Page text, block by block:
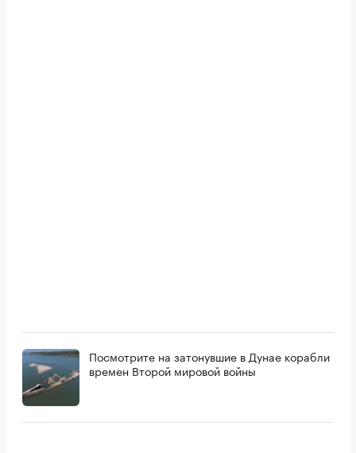
Посмотрите на затонувшие в Дунае корабли
времен Второй мировой войны